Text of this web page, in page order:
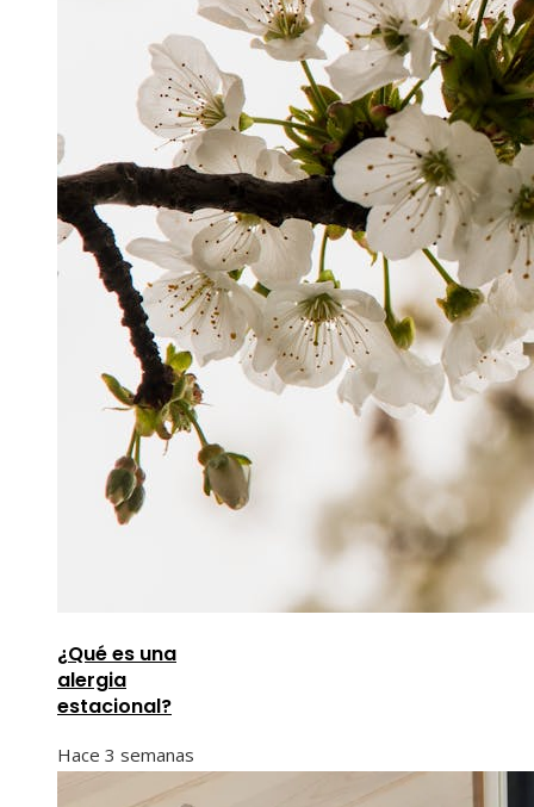
¿Qué es una
alergia
estacional?
Hace 3 semanas